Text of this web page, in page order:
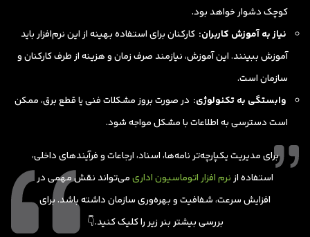
کوچک دشوار خواهد بود.
نیاز به آموزش کاربران: کارکنان برای استفاده بهینه از این نرم‌افزار باید
آموزش ببینند. این آموزش، نیازمند صرف زمان و هزینه از طرف کارکنان و
سازمان است.
وابستگی به تکنولوژی: در صورت بروز مشکلات فنی یا قطع برق، ممکن
است دسترسی به اطلاعات با مشکل مواجه شود.
برای مدیریت یکپارچه‌تر نامه‌ها، اسناد، ارجاعات و فرآیندهای داخلی،
استفاده از نرم افزار اتوماسیون اداریمی‌تواند نقش مهمی در
افزایش سرعت، شفافیت و بهره‌وری سازمان داشته باشد. برای
بررسی بیشتر بنر زیر را کلیک کنید.👇